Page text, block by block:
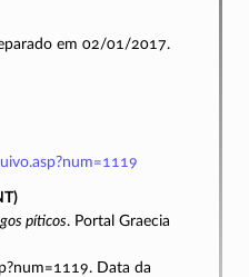
em 02/01/2017.
píticos. Portal Graecia
Data da